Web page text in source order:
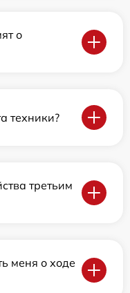
о
техники?
третьим
меня о ходе